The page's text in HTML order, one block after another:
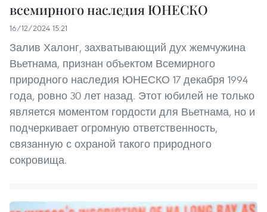
всемирного наследия ЮНЕСКО
16/12/2024 15:21
Залив Халонг, захватывающий дух жемчужина
Вьетнама, признан объектом Всемирного
природного наследия ЮНЕСКО 17 декабря 1994
года, ровно 30 лет назад. Этот юбилей не только
является моментом гордости для Вьетнама, но и
подчеркивает огромную ответственность,
связанную с охраной такого природного
сокровища.